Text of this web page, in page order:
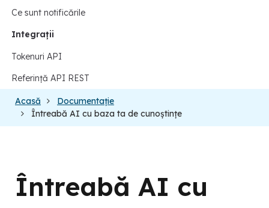
Ce sunt notificările
Integrații
Tokenuri API
Referință API REST
Acasă
Documentație
Întreabă AI cu baza ta de cunoștințe
Întreabă AI cu